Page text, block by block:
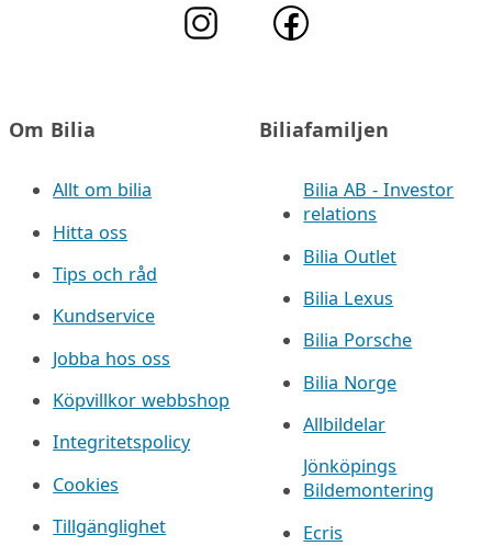
Om Bilia
Allt om bilia
Hitta oss
Tips och råd
Kundservice
Jobba hos oss
Köpvillkor webbshop
Integritetspolicy
Cookies
Tillgänglighet
Biliafamiljen
Bilia AB - Investor
relations
Bilia Outlet
Bilia Lexus
Bilia Porsche
Bilia Norge
Allbildelar
Jönköpings
Bildemontering
Ecris